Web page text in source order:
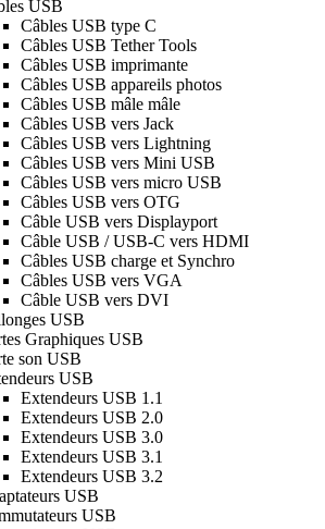
USB
Câbles USB type C
Câbles USB Tether Tools
Câbles USB imprimante
Câbles USB appareils photos
Câbles USB mâle mâle
Câbles USB vers Jack
Câbles USB vers Lightning
Câbles USB vers Mini USB
Câbles USB vers micro USB
Câbles USB vers OTG
Câble USB vers Displayport
Câble USB / USB-C vers HDMI
Câbles USB charge et Synchro
Câbles USB vers VGA
Câble USB vers DVI
USB
Graphiques USB
son USB
USB
Extendeurs USB 1.1
Extendeurs USB 2.0
Extendeurs USB 3.0
Extendeurs USB 3.1
Extendeurs USB 3.2
USB
USB